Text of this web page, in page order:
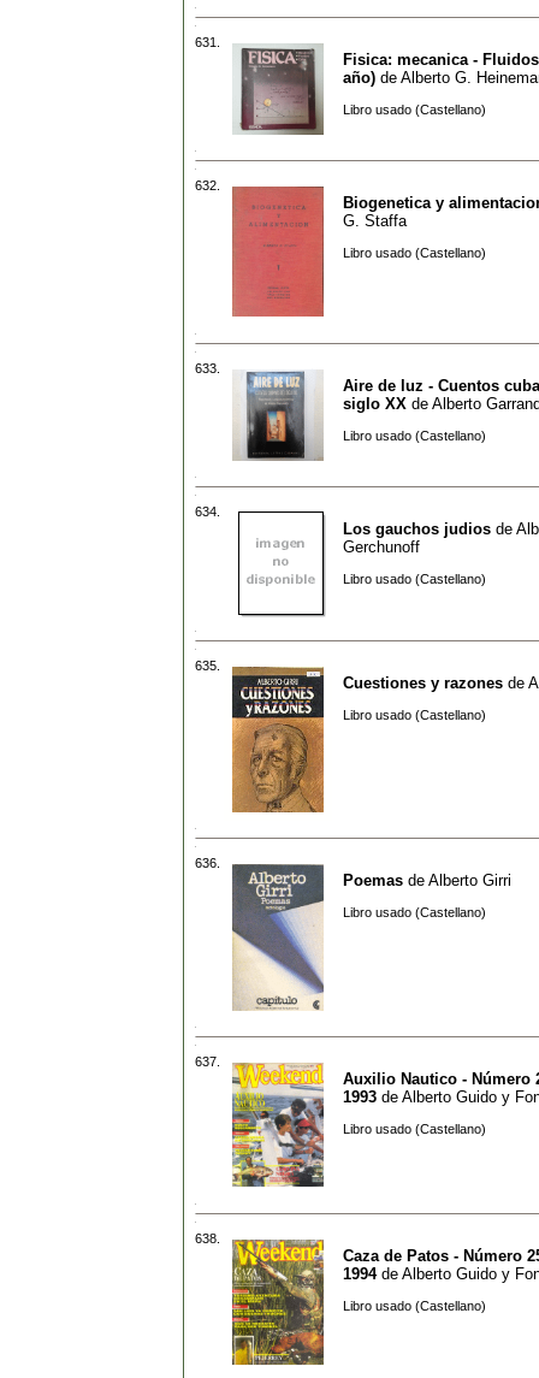
631.
Fisica: mecanica -
año) de Alberto G.
Libro usado (Castellano)
632.
Biogenetica y
G. Staffa
Libro usado (Castellano)
633.
Aire de luz - Cuentos
siglo XX de Alberto
Libro usado (Castellano)
634.
Los gauchos judios de
Gerchunoff
Libro usado (Castellano)
635.
Cuestiones y razones de
Libro usado (Castellano)
636.
Poemas de Alberto Girri
Libro usado (Castellano)
637.
Auxilio Nautico - Número
1993 de Alberto Guido y
Libro usado (Castellano)
638.
Caza de Patos - Número
1994de Alberto Guido y
Libro usado (Castellano)